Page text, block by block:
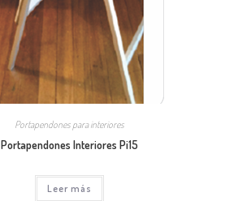
Portapendones para interiores
Portapendones Interiores Pi15
Leer más